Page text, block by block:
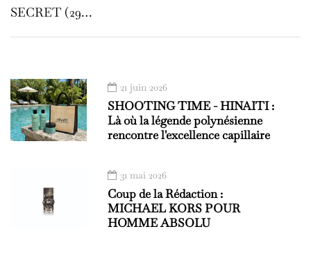
SECRET (29…
21 juin 2026
SHOOTING TIME - HINAITI :
Là où la légende polynésienne
rencontre l'excellence capillaire
31 mai 2026
Coup de la Rédaction :
MICHAEL KORS POUR
HOMME ABSOLU